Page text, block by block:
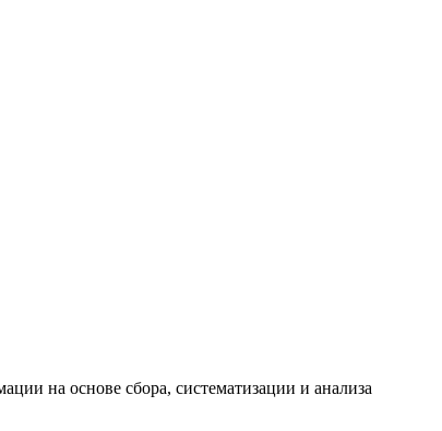
на основе сбора, систематизации и анализа